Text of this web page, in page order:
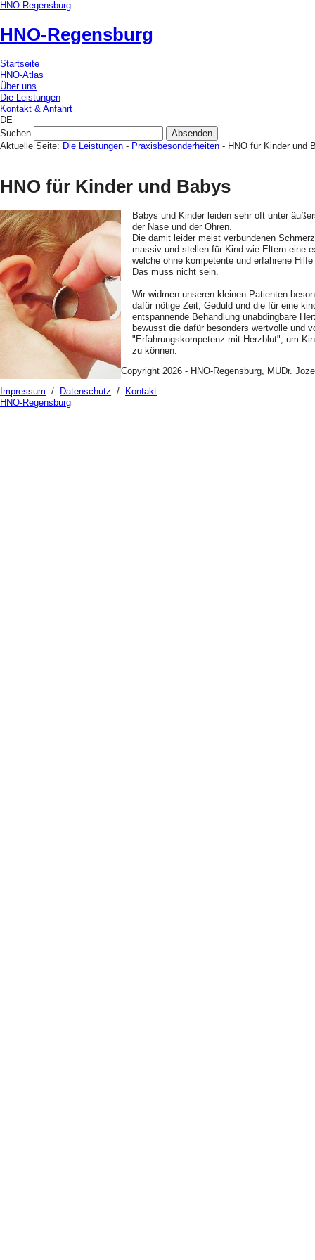
HNO-Regensburg
HNO-Regensburg
Startseite
HNO-Atlas
Über uns
Die Leistungen
Kontakt & Anfahrt
DE
Suchen
Aktuelle Seite: Die Leistungen - Praxisbesonderheiten - HNO für Kinder und
HNO für Kinder und Babys
Babys und Kinder leiden sehr oft unter
der Nase und der Ohren.
Die damit leider meist verbundenen
massiv und stellen für Kind wie Eltern eine
welche ohne kompetente und erfahrene
Das muss nicht sein.
Wir widmen unseren kleinen Patienten
dafür nötige Zeit, Geduld und die für eine
entspannende Behandlung unabdingbare
bewusst die dafür besonders wertvolle und
"Erfahrungskompetenz mit Herzblut", um
zu können.
Copyright 2026 - HNO-Regensburg, MUDr.
Impressum / Datenschutz / Kontakt
HNO-Regensburg